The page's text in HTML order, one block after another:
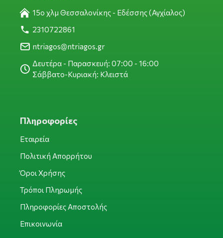
15ο χλμ Θεσσαλονίκης - Εδέσσης (Αγχίαλος)
2310722861
ntriagos@ntriagos.gr
Δευτέρα - Παρασκευή: 07:00 - 16:00
Σάββατο-Κυριακή: Κλειστά
Πληροφορίες
Εταιρεία
Πολιτική Απορρήτου
Όροι Χρήσης
Τρόποι Πληρωμής
Πληροφορίες Αποστολής
Επικοινωνία